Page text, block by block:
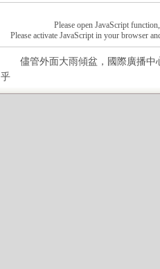
Please open JavaScript
Please activate JavaScript in your browser
儘管外面大雨傾盆，國際廣播中
乎